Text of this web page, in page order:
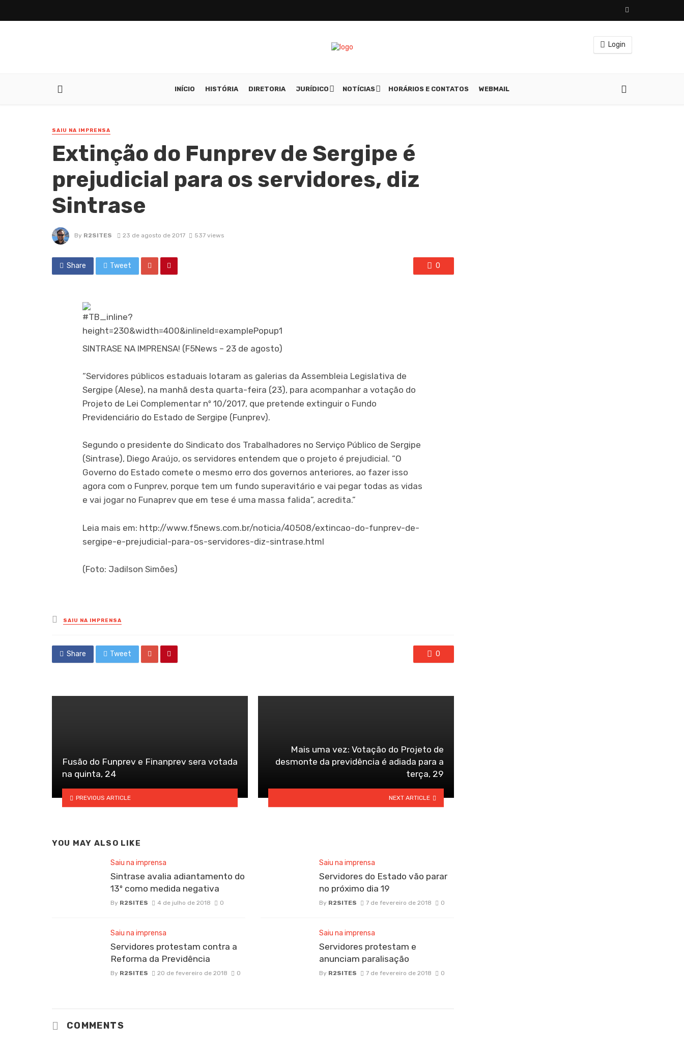
Login
INÍCIO HISTÓRIA DIRETORIA JURÍDICO NOTÍCIAS HORÁRIOS E CONTATOS WEBMAIL
SAIU NA IMPRENSA
Extinção do Funprev de Sergipe é
prejudicial para os servidores, diz
Sintrase
By R2SITES 23 de agosto de 2017 537 views
Share Tweet 0
SINTRASE NA IMPRENSA! (F5News – 23 de agosto)
“Servidores públicos estaduais lotaram as galerias da Assembleia Legislativa de
Sergipe (Alese), na manhã desta quarta-feira (23), para acompanhar a votação do
Projeto de Lei Complementar nº 10/2017, que pretende extinguir o Fundo
Previdenciário do Estado de Sergipe (Funprev).
Segundo o presidente do Sindicato dos Trabalhadores no Serviço Público de Sergipe
(Sintrase), Diego Araújo, os servidores entendem que o projeto é prejudicial. “O
Governo do Estado comete o mesmo erro dos governos anteriores, ao fazer isso
agora com o Funprev, porque tem um fundo superavitário e vai pegar todas as vidas
e vai jogar no Funaprev que em tese é uma massa falida”, acredita.”
Leia mais em: http://www.f5news.com.br/noticia/40508/extincao-do-funprev-de-
sergipe-e-prejudicial-para-os-servidores-diz-sintrase.html
(Foto: Jadilson Simões)
Posted
in
SAIU NA IMPRENSA
Share Tweet 0
Fusão do Funprev e Finanprev sera votada
na quinta, 24
PREVIOUS ARTICLE
Mais uma vez: Votação do Projeto de
desmonte da previdência é adiada para a
terça, 29
NEXT ARTICLE
YOU MAY ALSO LIKE
Saiu na imprensa
Sintrase avalia adiantamento do
13º como medida negativa
By R2SITES 4 de julho de 2018 0
Saiu na imprensa
Servidores protestam contra a
Reforma da Previdência
By R2SITES 20 de fevereiro de 2018 0
Saiu na imprensa
Servidores do Estado vão parar
no próximo dia 19
By R2SITES 7 de fevereiro de 2018 0
Saiu na imprensa
Servidores protestam e
anunciam paralisação
By R2SITES 7 de fevereiro de 2018 0
COMMENTS